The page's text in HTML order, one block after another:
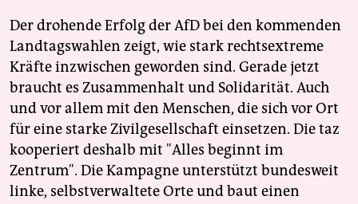
Der drohende Erfolg der AfD bei den kommenden
Landtagswahlen zeigt, wie stark rechtsextreme
Kräfte inzwischen geworden sind. Gerade jetzt
braucht es Zusammenhalt und Solidarität. Auch
und vor allem mit den Menschen, die sich vor Ort
für eine starke Zivilgesellschaft einsetzen. Die taz
kooperiert deshalb mit "Alles beginnt im
Zentrum". Die Kampagne unterstützt bundesweit
linke, selbstverwaltete Orte und baut einen